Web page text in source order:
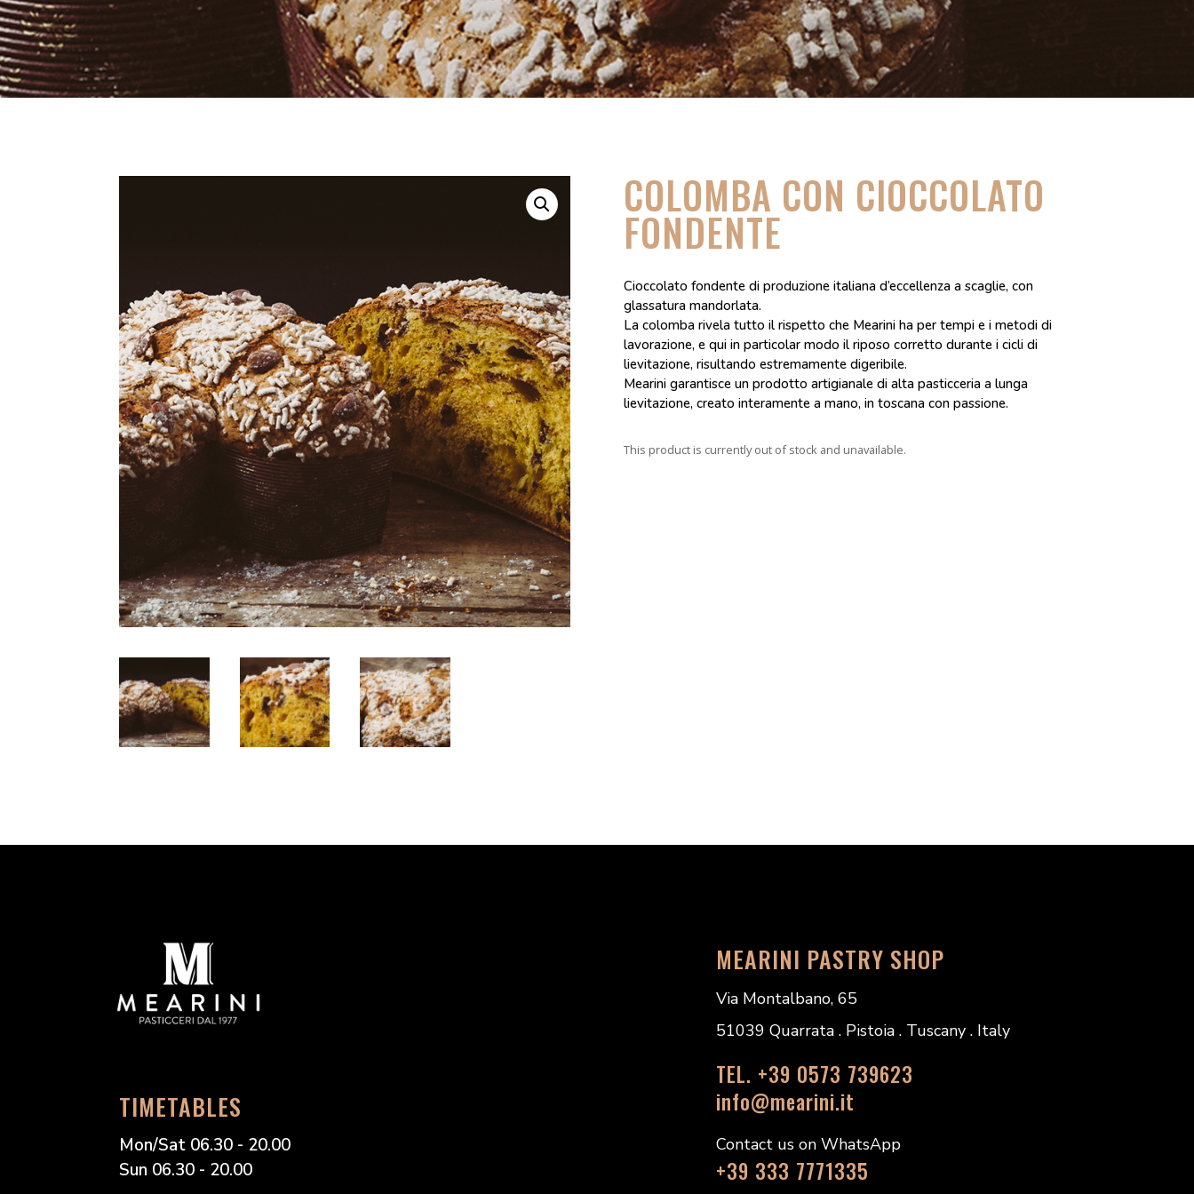
COLOMBA CON CIOCCOLATO
FONDENTE
Cioccolato fondente di produzione italiana d’eccellenza a scaglie, con
glassatura mandorlata.
La colomba rivela tutto il rispetto che Mearini ha per tempi e i metodi di
lavorazione, e qui in particolar modo il riposo corretto durante i cicli di
lievitazione, risultando estremamente digeribile.
Mearini garantisce un prodotto artigianale di alta pasticceria a lunga
lievitazione, creato interamente a mano, in toscana con passione.
This product is currently out of stock and unavailable.
TIMETABLES
Mon/Sat 06.30 - 20.00
Sun 06.30 - 20.00
MEARINI PASTRY SHOP
Via Montalbano, 65
51039 Quarrata . Pistoia . Tuscany . Italy
TEL. +39 0573 739623
info@mearini.it
Contact us on WhatsApp
+39 333 7771335